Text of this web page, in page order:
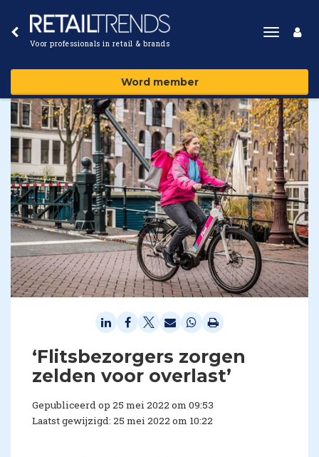
Voor professionals in retail & brands
Toggle
Word member
‘Flitsbezorgers zorgen
zelden voor overlast’
Gepubliceerd op 25 mei 2022 om 09:53
Laatst gewijzigd: 25 mei 2022 om 10:22